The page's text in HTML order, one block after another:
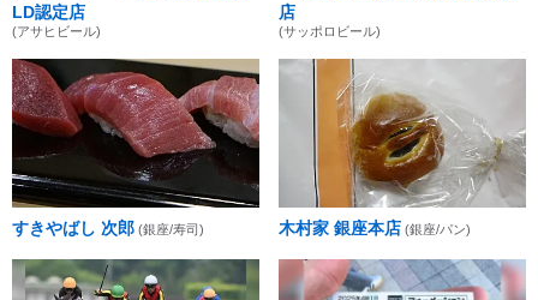
LD認定店
(アサヒビール)
店
(サッポロビール)
すきやばし 次郎 (銀座/寿司) 木村家 銀座本店 (銀座/パン)